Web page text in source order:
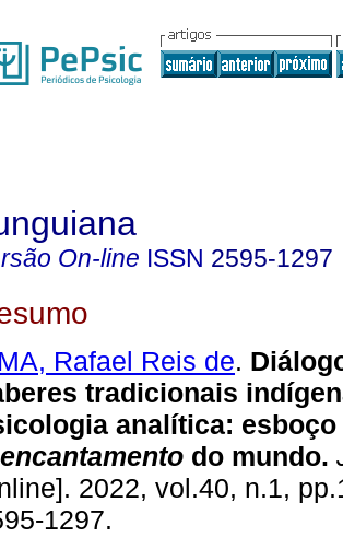
On-line ISSN 2595-1297
Rafael Reis de.
tradicionais
analítica:
do mundo.
2022, vol.40, n.1,
1297.